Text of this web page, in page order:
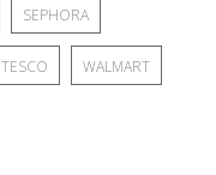
SEPHORA
TESCO WALMART